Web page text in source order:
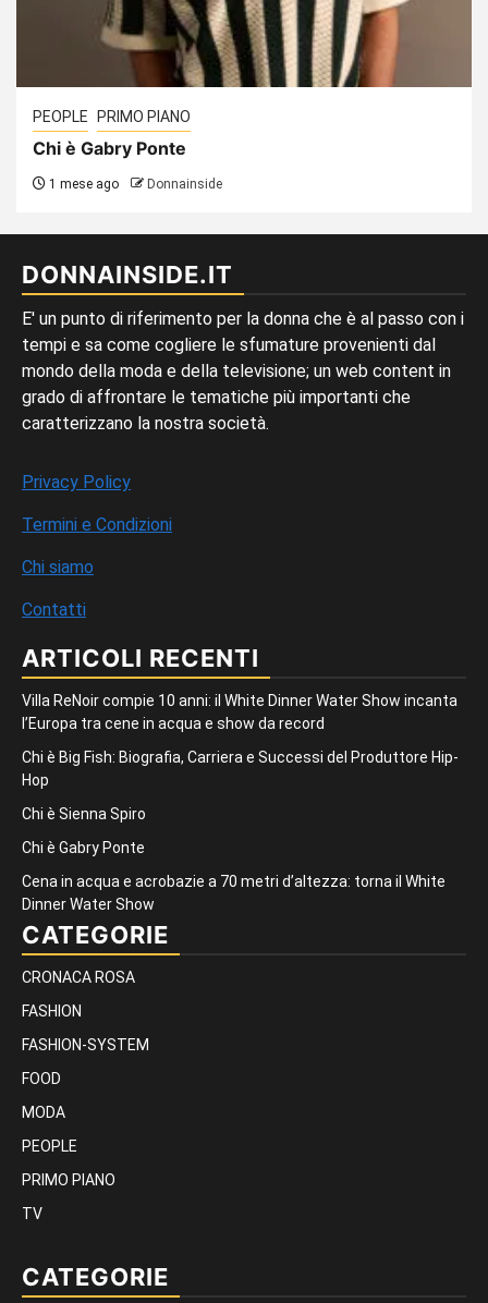
PEOPLE PRIMO PIANO
Chi è Gabry Ponte
1 mese ago Donnainside
DONNAINSIDE.IT
E' un punto di riferimento per la donna che è al passo con i
tempi e sa come cogliere le sfumature provenienti dal
mondo della moda e della televisione; un web content in
grado di affrontare le tematiche più importanti che
caratterizzano la nostra società.
Privacy Policy
Termini e Condizioni
Chi siamo
Contatti
ARTICOLI RECENTI
Villa ReNoir compie 10 anni: il White Dinner Water Show incanta
l’Europa tra cene in acqua e show da record
Chi è Big Fish: Biografia, Carriera e Successi del Produttore Hip-
Hop
Chi è Sienna Spiro
Chi è Gabry Ponte
Cena in acqua e acrobazie a 70 metri d’altezza: torna il White
Dinner Water Show
CATEGORIE
CRONACA ROSA
FASHION
FASHION-SYSTEM
FOOD
MODA
PEOPLE
PRIMO PIANO
TV
CATEGORIE